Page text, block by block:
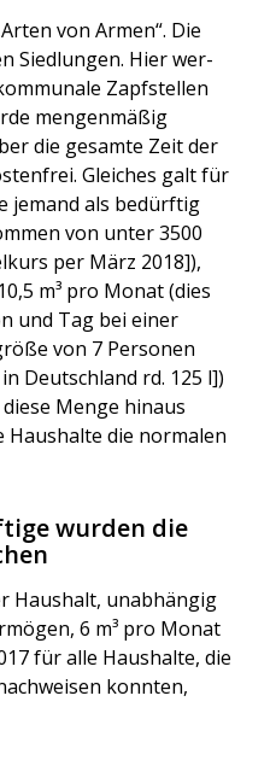
von Armen“. Die
Sied­lun­gen. Hier wer­
Zapf­stel­len
men­gen­mä­ßig
die gesam­te Zeit der
Glei­ches galt für
jemand als bedürf­tig
von unter 3500
per März 2018]),
m³ pro Monat (dies
und Tag bei einer
von 7 Per­so­nen
Deutsch­land rd. 125 l])
Men­ge hin­aus
die nor­ma­len
wurden die
Haus­halt, unab­hän­gig
6 m³ pro Monat
für alle Haus­hal­te, die
konn­ten,